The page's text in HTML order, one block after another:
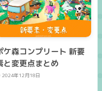
ケ森コンプリート 新要
と変更点まとめ
2024年12月18日